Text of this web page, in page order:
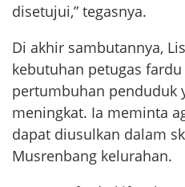
disetujui,” tegasnya.
Di akhir sambutannya,
kebutuhan petugas
pertumbuhan penduduk
meningkat. Ia meminta
dapat diusulkan dalam
Musrenbang kelurahan.